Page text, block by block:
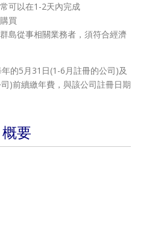
可以在1-2天內完成
買
島從事相關業務者，須符合經濟
的5月31日(1-6月註冊的公司)及
)前續繳年費，與該公司註冊日期
概要